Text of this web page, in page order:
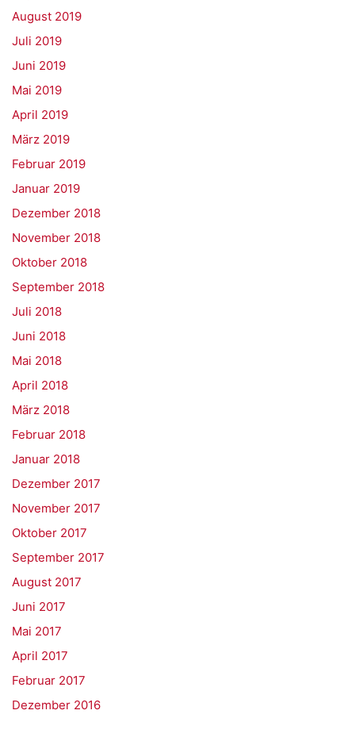
August 2019
Juli 2019
Juni 2019
Mai 2019
April 2019
März 2019
Februar 2019
Januar 2019
Dezember 2018
November 2018
Oktober 2018
September 2018
Juli 2018
Juni 2018
Mai 2018
April 2018
März 2018
Februar 2018
Januar 2018
Dezember 2017
November 2017
Oktober 2017
September 2017
August 2017
Juni 2017
Mai 2017
April 2017
Februar 2017
Dezember 2016